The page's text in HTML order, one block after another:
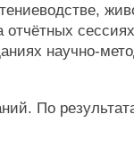
отчётных
научно-
По